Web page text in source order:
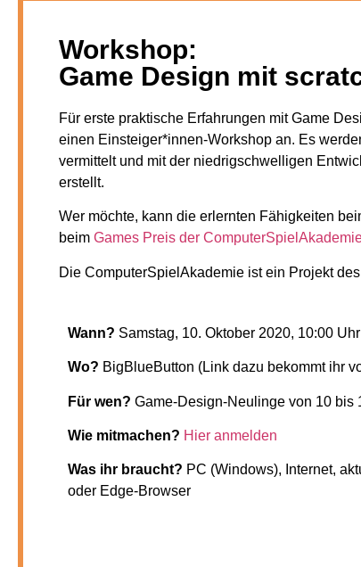
Workshop:
Game Design mit
Für erste praktische Erfahrungen mit Game
einen Einsteiger*innen-Workshop an. Es
vermittelt und mit der niedrigschwelligen
erstellt.
Wer möchte, kann die erlernten Fähigkeiten
beim Games Preis der
Die ComputerSpielAkademie ist ein Projekt
Wann? Samstag, 10. Oktober 2020, 10:00
Wo? BigBlueButton (Link dazu bekommt ihr
Für wen? Game-Design-Neulinge von 10 bis
Wie mitmachen? Hier anmelden
Was ihr braucht? PC (Windows), Internet,
oder Edge-Browser